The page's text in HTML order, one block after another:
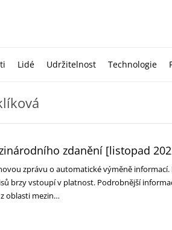
Lidé Udržitelnost Technologie
zdanění [listopad
zprávu o automatické výměně
brzy vstoupí v platnost. Podrobnější
oblasti mezin…